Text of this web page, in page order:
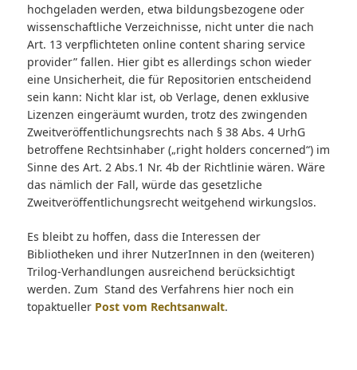
hochgeladen werden, etwa bildungsbezogene oder
wissenschaftliche Verzeichnisse, nicht unter die nach
Art. 13 verpflichteten online content sharing service
provider” fallen. Hier gibt es allerdings schon wieder
eine Unsicherheit, die für Repositorien entscheidend
sein kann: Nicht klar ist, ob Verlage, denen exklusive
Lizenzen eingeräumt wurden, trotz des zwingenden
Zweitveröffentlichungsrechts nach § 38 Abs. 4 UrhG
betroffene Rechtsinhaber („right holders concerned“) im
Sinne des Art. 2 Abs.1 Nr. 4b der Richtlinie wären. Wäre
das nämlich der Fall, würde das gesetzliche
Zweitveröffentlichungsrecht weitgehend wirkungslos.
Es bleibt zu hoffen, dass die Interessen der
Bibliotheken und ihrer NutzerInnen in den (weiteren)
Trilog-Verhandlungen ausreichend berücksichtigt
werden. Zum Stand des Verfahrens hier noch ein
topaktueller Post vom Rechtsanwalt.